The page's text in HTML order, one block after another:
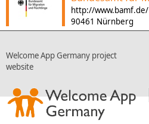
http://www.bamf.de/
90461 Nürnberg
Welcome App Germany project
website